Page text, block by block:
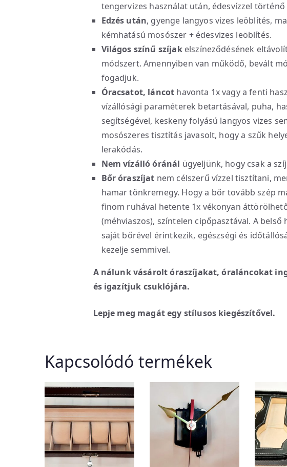
tengervizes használat után, édesvízzel
Edzés után, gyenge langyos vizes leöblítés,
kémhatású mosószer + édesvizes leöblítés.
Világos színű szíjakelszíneződésének
módszert. Amennyiben van működő, bevált
fogadjuk.
Óracsatot, láncot havonta 1x vagy a fenti
vízállósági paraméterek betartásával, puha,
segítségével, keskeny folyású langyos vizes
mosószeres tisztítás javasolt, hogy a szűk
lerakódás.
Nem vízálló óránál ügyeljünk, hogy csak a
Bőr óraszíjat nem célszerű vízzel tisztítani,
hamar tönkremegy. Hogy a bőr tovább szép
finom ruhával hetente 1x vékonyan
(méhviaszos), színtelen cipőpasztával. A
saját bőrével érintkezik, egészségi és
kezelje semmivel.
A nálunk vásárolt óraszíjakat, óraláncokat
és igazítjuk csuklójára.
Lepje meg magát egy stílusos kiegészítővel.
Kapcsolódó termékek